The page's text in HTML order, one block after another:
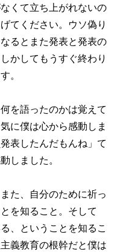
くて立ち上がれないの
てください。ウソ偽り
るとまた発表と発表の
かしてもうすぐ終わり
。
を語ったのかは覚えて
に僕は心から感動しま
表したんだもんね」て
しました。
た、自分のために祈っ
を知ること。そして
、ということを知るこ
義教育の根幹だと僕は